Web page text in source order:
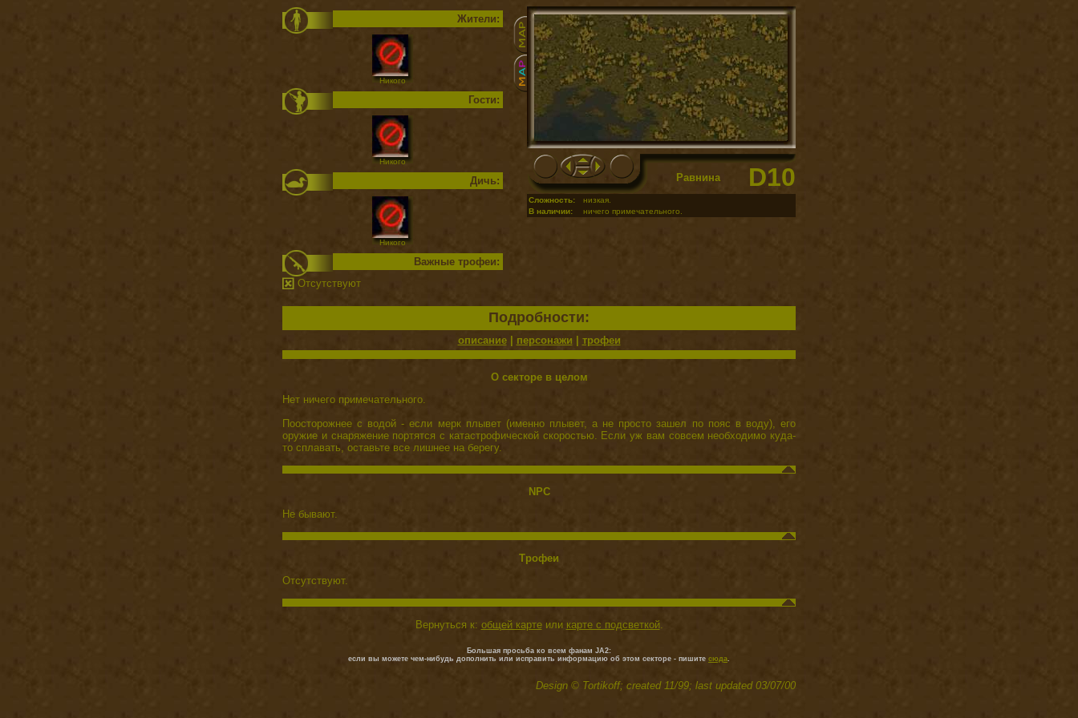
Жители:
Никого
Гости:
Никого
Дичь:
Никого
Важные трофеи:
Отсутствуют
Равнина D10
Сложность:
низкая.
В наличии:
ничего примечательного.
Подробности:
описание| персонажи трофеи
О секторе в целом
Нет ничего примечательного.
Поосторожнее с водой - если мерк плывет (именно плывет, а не просто зашел по пояс в воду), его
оружие и снаряжение портятся с катастрофической скоростью. Если уж вам совсем необходимо куда-
то сплавать, оставьте все лишнее на берегу.
NPC
Не бывают.
Трофеи
Отсутствуют.
Вернуться к: общей картеили карте с подсветкой.
Большая просьба ко всем фанам JA2:
если вы можете чем-нибудь дополнить или исправить информацию об этом секторе - пишите сюда.
Design © Tortikoff; created 11/99; last updated 03/07/00